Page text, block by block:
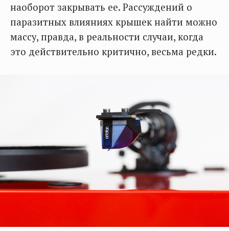
наоборот закрывать ее. Рассуждений о
паразитных влияниях крышек найти можно
массу, правда, в реальности случаи, когда
это действительно критично, весьма редки.